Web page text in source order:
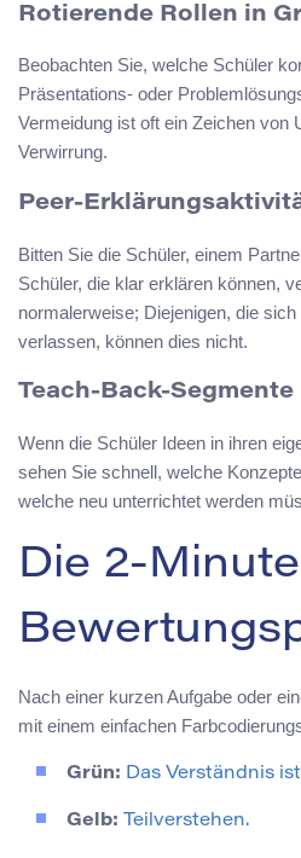
Rotierende Rollen in
Beobachten Sie, welche Schüler
Präsentations- oder
Vermeidung ist oft ein Zeichen von
Verwirrung.
Peer-
Bitten Sie die Schüler, einem
Schüler, die klar erklären können,
normalerweise; Diejenigen, die
verlassen, können dies nicht.
Teach-Back-Segmente
Wenn die Schüler Ideen in ihren
sehen Sie schnell, welche
welche neu unterrichtet werden
Die 2-
Nach einer kurzen Aufgabe oder
mit einem einfachen
Grün: Das Verständnis
Gelb: Teilverstehen.